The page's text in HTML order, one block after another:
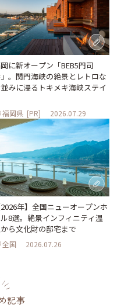
に新オープン「BEB5門司
。関門海峡の絶景とレトロな
みに浸るトキメキ海峡ステイ
福岡県 [PR] 2026.07.29
2026年】全国ニューオープンホ
8選。絶景インフィニティ温
ら文化財の邸宅まで
全国 2026.07.26
記事